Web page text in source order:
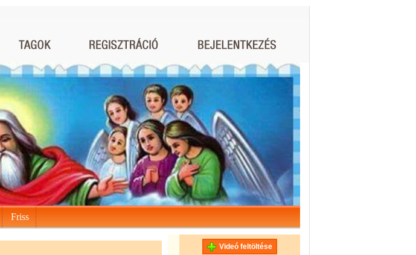
Friss
Videó feltöltése